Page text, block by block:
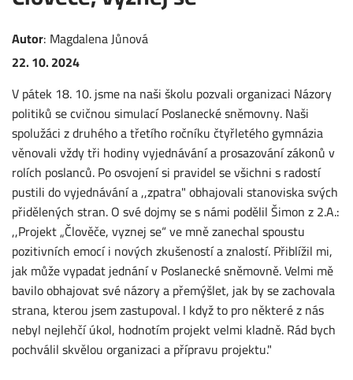
Autor: MagdalenaJůnová
22. 10. 2024
V pátek 18. 10. jsme na naši školu pozvali organizaci Názory
politiků se cvičnou simulací Poslanecké sněmovny. Naši
spolužáci z druhého a třetího ročníku čtyřletého gymnázia
věnovali vždy tři hodiny vyjednávání a prosazování zákonů v
rolích poslanců. Po osvojení si pravidel se všichni s radostí
pustili do vyjednávání a ,,zpatra" obhajovali stanoviska svých
přidělených stran. O své dojmy se s námi podělil Šimon z 2.A.:
,,Projekt „Člověče, vyznej se“ ve mně zanechal spoustu
pozitivních emocí i nových zkušeností a znalostí. Přiblížil mi,
jak může vypadat jednání v Poslanecké sněmovně.Velmi mě
bavilo obhajovat své názory a přemýšlet, jak by se zachovala
strana, kterou jsem zastupoval. I když to pro některé z nás
nebyl nejlehčí úkol, hodnotím projekt velmi kladně. Rád bych
pochválil skvělou organizaci a přípravu projektu."